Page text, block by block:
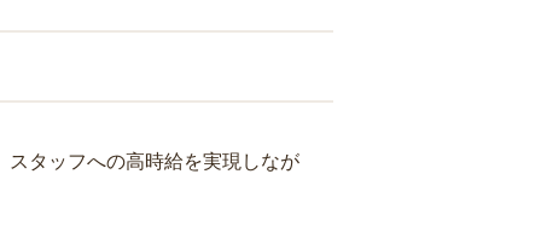
タッフへの高時給を実現しなが